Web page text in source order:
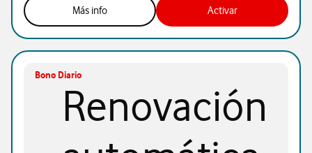
Más info Activar
Bono Diario
Renovación